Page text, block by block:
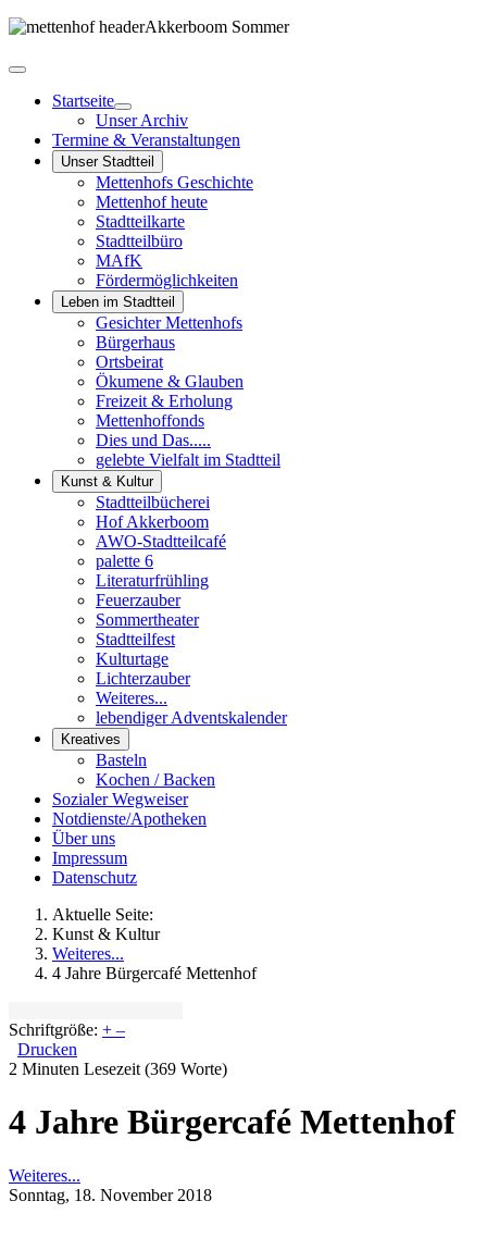
Startseite
Unser Archiv
Termine & Veranstaltungen
Unser Stadtteil
Mettenhofs Geschichte
Mettenhof heute
Stadtteilkarte
Stadtteilbüro
MAfK
Fördermöglichkeiten
Leben im Stadtteil
Gesichter Mettenhofs
Bürgerhaus
Ortsbeirat
Ökumene & Glauben
Freizeit & Erholung
Mettenhoffonds
Dies und Das.....
gelebte Vielfalt im Stadtteil
Kunst & Kultur
Stadtteilbücherei
Hof Akkerboom
AWO-Stadtteilcafé
palette 6
Literaturfrühling
Feuerzauber
Sommertheater
Stadtteilfest
Kulturtage
Lichterzauber
Weiteres...
lebendiger Adventskalender
Kreatives
Basteln
Kochen / Backen
Sozialer Wegweiser
Notdienste/Apotheken
Über uns
Impressum
Datenschutz
Aktuelle Seite:
Kunst & Kultur
Weiteres...
4 Jahre Bürgercafé Mettenhof
Schriftgröße: + –
Drucken
2 Minuten Lesezeit (369 Worte)
4 Jahre Bürgercafé Mettenhof
Weiteres...
Sonntag, 18. November 2018